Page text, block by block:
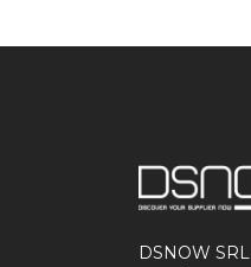
DSNOW SRL